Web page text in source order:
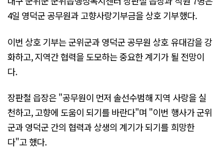
4일 영덕군 공무원과 고향사랑기부금을 상호 기부했다.
이번 상호 기부는 군위군과 영덕군 공무원 상호 유대감을 강
화하고, 지역간 협력을 도모하는 중요한 계기가 될 전망이
다.
장판철 읍장은 "공무원이 먼저 솔선수범해 지역 사랑을 실
천하고, 고향에 도움이 되기를 바란다"며 "이번 행사가 군위
군과 영덕군 간의 협력과 상생의 계기가 되기를 희망한
다"고 했다.